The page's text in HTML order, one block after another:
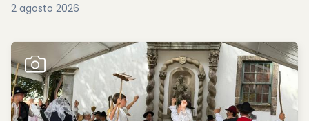
2 agosto 2026